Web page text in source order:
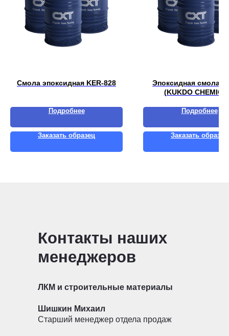
Смола эпоксидная KER-828
Подробнее
Заказать образец
Эпоксидная смола
(KUKDO
Подробнее
Заказать образец
Контакты наших
менеджеров
ЛКМ и строительные материалы
Шишкин Михаил
Старший менеджер отдела продаж